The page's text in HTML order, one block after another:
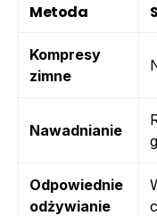
Metoda
Kompresy
zimne
Nawadnianie
Odpowiednie
odżywianie